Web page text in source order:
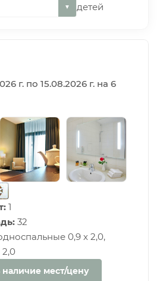
▼ детей
г. по 15.08.2026 г. на 6
1
32
0,9 х 2,0,
2,0
наличие мест/цену